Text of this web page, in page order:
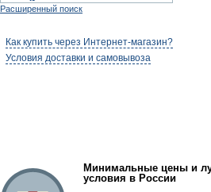
Расширенный поиск
Как купить через Интернет-магазин?
Условия доставки и самовывоза
Минимальные цены и
условия в России